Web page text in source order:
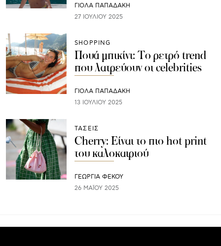
ΓΙΌΛΑ ΠΑΠΑΔΆΚΗ
27 ΙΟΥΛΊΟΥ 2025
SHOPPING
Πουά μπικίνι: Το ρετρό trend
που λατρεύουν οι celebrities
ΓΙΌΛΑ ΠΑΠΑΔΆΚΗ
13 ΙΟΥΛΊΟΥ 2025
ΤΑΣΕΙΣ
Cherry: Είναι το πιο hot print
του καλοκαιριού
ΓΕΩΡΓΙΑ ΦΕΚΟΥ
26 ΜΑΪ́ΟΥ 2025